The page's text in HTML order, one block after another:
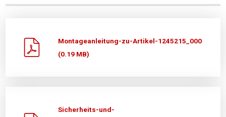
Montageanleitung-zu-Artikel-1245215_000
(0.19 MB)
Sicherheits-und-